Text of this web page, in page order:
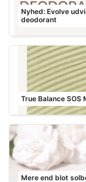
Nyhed: Evolve
deodorant
True Balance
Mere end blot